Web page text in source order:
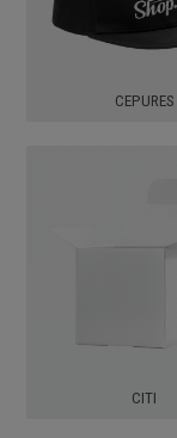
CEPURES
CITI